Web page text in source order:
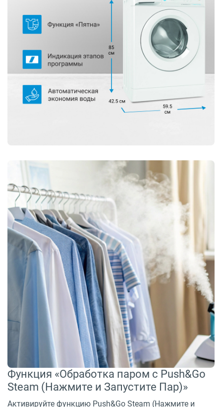
Функция «Обработка паром с Push&Go
Steam (Нажмите и Запустите Пар)»
Активируйте функцию Push&Go Steam (Нажмите и